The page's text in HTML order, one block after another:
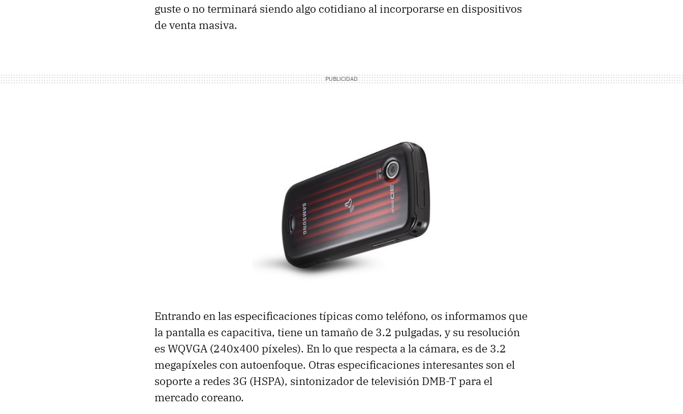
guste o no terminará siendo algo cotidiano al incorporarse en dispositivos
de venta masiva.
Entrando en las especificaciones típicas como teléfono, os informamos que
la pantalla es capacitiva, tiene un tamaño de 3.2 pulgadas, y su resolución
es WQVGA (240х400 píxeles). En lo que respecta a la cámara, es de 3.2
megapíxeles con autoenfoque. Otras especificaciones interesantes son el
soporte a redes 3G (HSPA), sintonizador de televisión DMB-T para el
mercado coreano.